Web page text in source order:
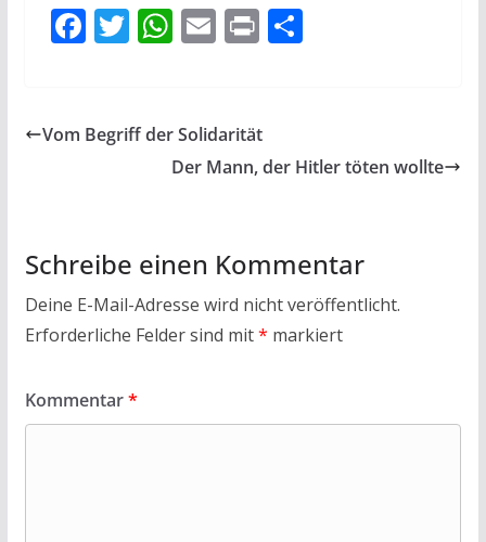
F
b
T
er
W
s
A
E
l
PrT
Vom Begriff der Solidarität
Der Mann, der Hitler töten wollte
Schreibe einen Kommentar
Deine E-Mail-Adresse wird nicht veröffentlicht.
Erforderliche Felder sind mit* markiert
Kommentar*